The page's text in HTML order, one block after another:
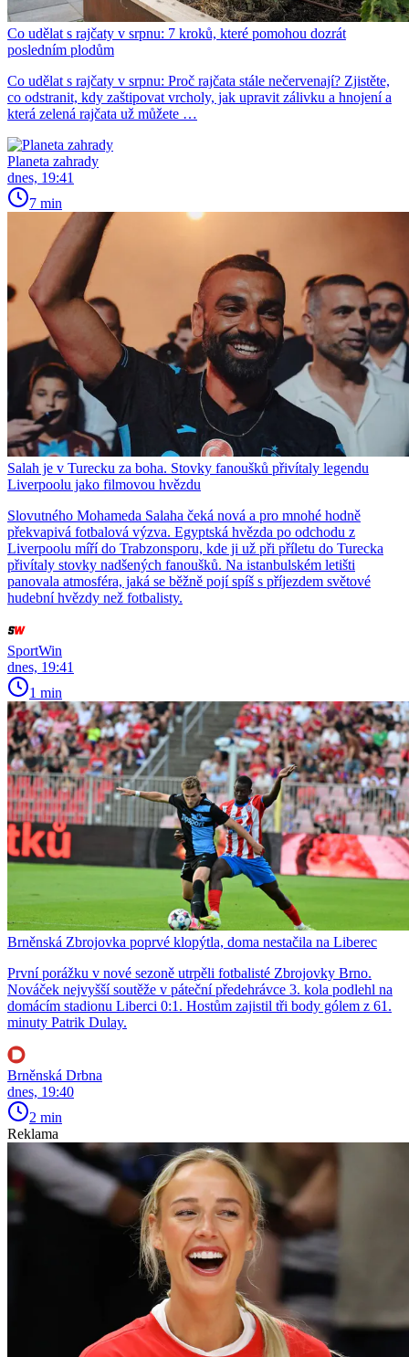
Co udělat s rajčaty v srpnu: 7 kroků, které pomohou dozrát
posledním plodům
Co udělat s rajčaty v srpnu: Proč rajčata stále nečervenají? Zjistěte,
co odstranit, kdy zaštipovat vrcholy, jak upravit zálivku a hnojení a
která zelená rajčata už můžete …
Planeta zahrady
dnes, 19:41
7 min
Salah je v Turecku za boha. Stovky fanoušků přivítaly legendu
Liverpoolu jako filmovou hvězdu
Slovutného Mohameda Salaha čeká nová a pro mnohé hodně
překvapivá fotbalová výzva. Egyptská hvězda po odchodu z
Liverpoolu míří do Trabzonsporu, kde ji už při příletu do Turecka
přivítaly stovky nadšených fanoušků. Na istanbulském letišti
panovala atmosféra, jaká se běžně pojí spíš s příjezdem světové
hudební hvězdy než fotbalisty.
SportWin
dnes, 19:41
1 min
Brněnská Zbrojovka poprvé klopýtla, doma nestačila na Liberec
První porážku v nové sezoně utrpěli fotbalisté Zbrojovky Brno.
Nováček nejvyšší soutěže v páteční předehrávce 3. kola podlehl na
domácím stadionu Liberci 0:1. Hostům zajistil tři body gólem z 61.
minuty Patrik Dulay.
Brněnská Drbna
dnes, 19:40
2 min
Reklama